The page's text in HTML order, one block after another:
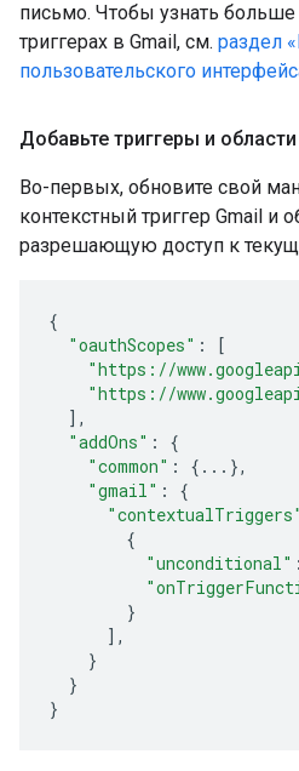
письмо. Чтобы узнать больше
триггерах в Gmail, см. раздел
пользовательского
Добавьте триггеры и
Во-первых, обновите свой
контекстный триггер Gmail и
разрешающую доступ к
{
"oauthScopes" :
[
"https://
"https://
],
"addOns" :
{
"common" : { ... },
"gmail" :
{
"contextualTriggers"
{
"unconditional" :
}
],
}
}
}